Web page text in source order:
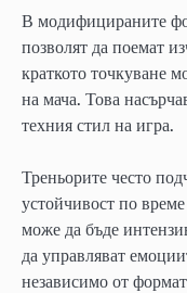
В модифицираните
позволят да поемат
краткото точкуване
на мача. Това
техния стил на игра.
Треньорите често
устойчивост по
може да бъде
да управляват
независимо от